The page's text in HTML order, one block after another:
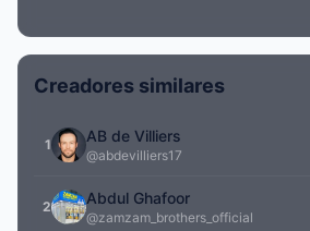
Creadores similares
1 AB de Villiers
@abdevilliers17
2 Abdul Ghafoor
@zamzam_brothers_official